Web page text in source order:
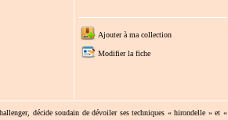
Ajouter à ma collection
Modifier la fiche
décide soudain de dévoiler ses techniques « hirondelle » et «